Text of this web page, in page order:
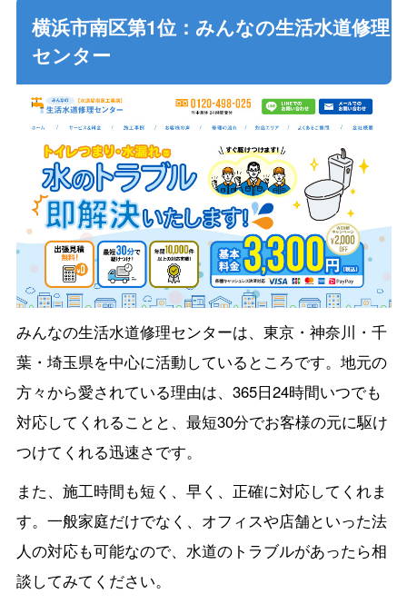
横浜市南区第1位：みんなの生活水道修理
センター
みんなの生活水道修理センターは、東京・神奈川・千
葉・埼玉県を中心に活動しているところです。地元の
方々から愛されている理由は、365日24時間いつでも
対応してくれることと、最短30分でお客様の元に駆け
つけてくれる迅速さです。
また、施工時間も短く、早く、正確に対応してくれま
す。一般家庭だけでなく、オフィスや店舗といった法
人の対応も可能なので、水道のトラブルがあったら相
談してみてください。